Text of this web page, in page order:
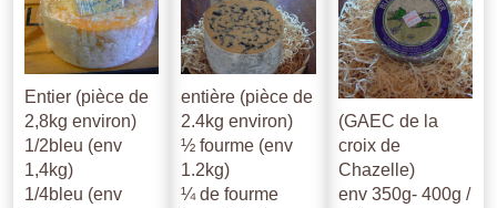
Entier (pièce de
2,8kg environ)
1/2bleu (env
1,4kg)
1/4bleu (env
entière (pièce de
2.4kg environ)
½ fourme (env
1.2kg)
¼ de fourme
(GAEC de la
croix de
Chazelle)
env 350g- 400g /